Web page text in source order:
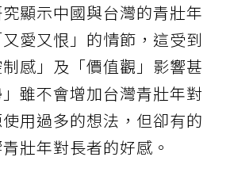
顯示中國與台灣的青壯年
愛又恨」的情節，這受到
感」及「價值觀」影響甚
雖不會增加台灣青壯年對
用過多的想法，但卻有的
壯年對長者的好感。